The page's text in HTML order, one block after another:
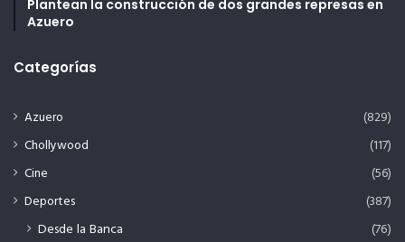
Plantean la construcción de dos grandes represas en
Azuero
Categorías
Azuero
(829)
Chollywood
(117)
Cine
(56)
Deportes
(387)
Desde la Banca (76)